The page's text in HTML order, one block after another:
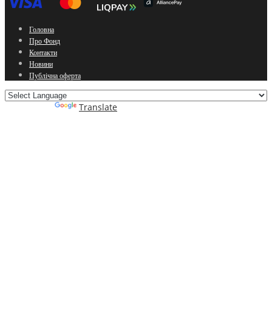
Головна
Про Фонд
Контакти
Новини
Публічна оферта
Translate